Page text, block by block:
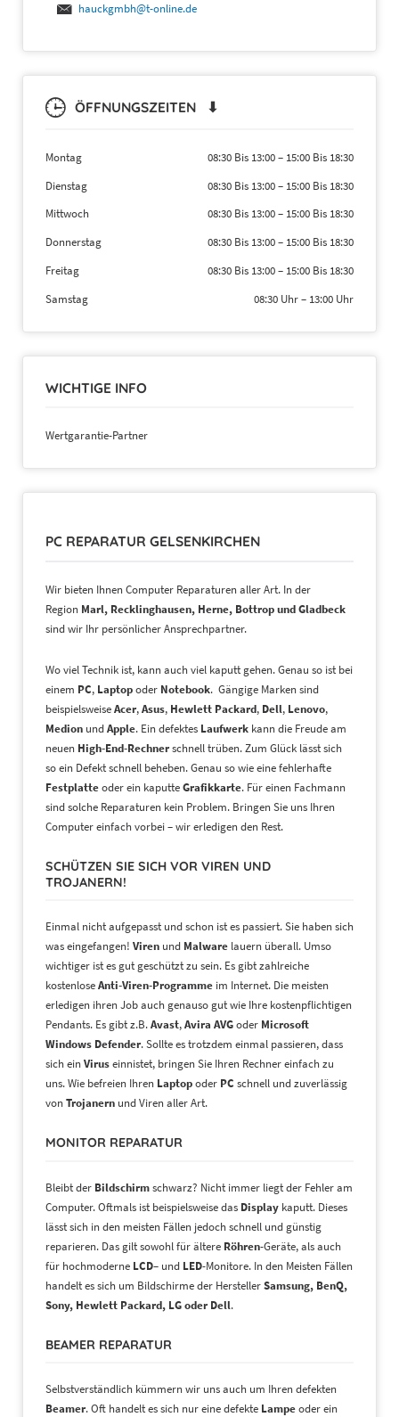
hauckgmbh@t-online.de
ÖFFNUNGSZEITEN ⬇
Montag 08:30 Bis 13:00– 15:00 Bis 18:30
Dienstag
08:30 Bis 13:00– 15:00 Bis 18:30
Mittwoch
08:30 Bis 13:00– 15:00 Bis 18:30
Donnerstag
08:30 Bis 13:00– 15:00 Bis 18:30
Freitag
08:30 Bis 13:00– 15:00 Bis 18:30
Samstag
08:30 Uhr– 13:00 Uhr
WICHTIGE INFO
Wertgarantie-Partner
PC REPARATUR GELSENKIRCHEN
Wir bieten Ihnen Computer Reparaturen aller Art. In der
Region Marl, Recklinghausen, Herne, Bottrop und Gladbeck
sind wir Ihr persönlicher Ansprechpartner.
Wo viel Technik ist, kann auch viel kaputt gehen. Genau so ist bei
einem PC, Laptopoder Notebook. Gängige Marken sind
beispielsweiseAcer,Asus, Hewlett Packard, Dell, Lenovo,
Medion undApple. Ein defektes Laufwerk kann die Freude am
neuen High-End-Rechnerschnell trüben. Zum Glück lässt sich
so ein Defekt schnell beheben. Genau so wie eine fehlerhafte
Festplatteoder ein kaputteGrafikkarte. Für einen Fachmann
sind solche Reparaturen kein Problem. Bringen Sie uns Ihren
Computer einfach vorbei – wir erledigen den Rest.
SCHÜTZEN SIE SICH VOR VIREN UND
TROJANERN!
Einmal nicht aufgepasst und schon ist es passiert. Sie haben sich
was eingefangen! Viren und Malware lauern überall. Umso
wichtiger ist es gut geschützt zu sein. Es gibt zahlreiche
kostenloseAnti-Viren-Programme im Internet. Die meisten
erledigen ihren Job auch genauso gut wie Ihre kostenpflichtigen
Pendants. Es gibt z.B.Avast,Avira AVGoder Microsoft
Windows Defender. Sollte es trotzdem einmal passieren, dass
sich einViruseinnistet, bringen Sie Ihren Rechner einfach zu
uns. Wie befreien Ihren Laptopoder PC schnell und zuverlässig
vonTrojanern und Viren aller Art.
MONITOR REPARATUR
Bleibt der Bildschirmschwarz? Nicht immer liegt der Fehler am
Computer. Oftmals ist beispielsweise das Display kaputt. Dieses
lässt sich in den meisten Fällen jedoch schnell und günstig
reparieren. Das gilt sowohl für ältere Röhren-Geräte, als auch
für hochmoderne LCD– und LED-Monitore. In den Meisten Fällen
handelt es sich um Bildschirme der HerstellerSamsung, BenQ,
Sony, Hewlett Packard, LG oder Dell.
BEAMER REPARATUR
Selbstverständlich kümmern wir uns auch um Ihren defekten
Beamer. Oft handelt es sich nur eine defekte Lampeoderein